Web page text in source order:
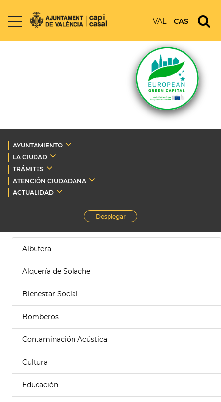
VAL CAS
AYUNTAMIENTO
LA CIUDAD
TRÁMITES
ATENCIÓN CIUDADANA
ACTUALIDAD
Desplegar
Albufera
Alquería de Solache
Bienestar Social
Bomberos
Contaminación Acústica
Cultura
Educación